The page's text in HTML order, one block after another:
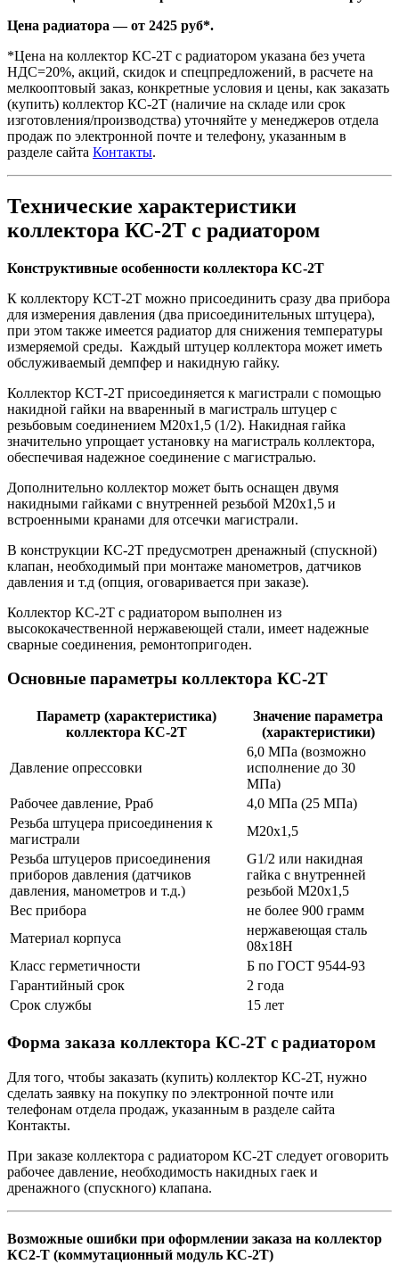
Цена радиатора — от 2425 руб*.
*Цена на коллектор КС-2Т с радиатором указана без учета
НДС=20%, акций, скидок и спецпредложений, в расчете на
мелкооптовый заказ, конкретные условия и цены, как заказать
(купить) коллектор КС-2Т (наличие на складе или срок
изготовления/производства) уточняйте у менеджеров отдела
продаж по электронной почте и телефону, указанным в
разделе сайта Контакты.
Технические характеристики
коллектора КС-2Т с радиатором
Конструктивные особенности коллектора КС-2Т
К коллектору КСТ-2Т можно присоединить сразу два прибора
для измерения давления (два присоединительных штуцера),
при этом также имеется радиатор для снижения температуры
измеряемой среды. Каждый штуцер коллектора может иметь
обслуживаемый демпфер и накидную гайку.
Коллектор КСТ-2Т присоединяется к магистрали с помощью
накидной гайки на вваренный в магистраль штуцер с
резьбовым соединением М20х1,5 (1/2). Накидная гайка
значительно упрощает установку на магистраль коллектора,
обеспечивая надежное соединение с магистралью.
Дополнительно коллектор может быть оснащен двумя
накидными гайками с внутренней резьбой М20х1,5 и
встроенными кранами для отсечки магистрали.
В конструкции КС-2Т предусмотрен дренажный (спускной)
клапан, необходимый при монтаже манометров, датчиков
давления и т.д (опция, оговаривается при заказе).
Коллектор КС-2Т с радиатором выполнен из
высококачественной нержавеющей стали, имеет надежные
сварные соединения, ремонтопригоден.
Основные параметры коллектора КС-2Т
Параметр (характеристика)
коллектора КС-2Т
Значение параметра
(характеристики)
Давление опрессовки
6,0 МПа (возможно
исполнение до 30
МПа)
Рабочее давление, Рраб
4,0 МПа (25 МПа)
Резьба штуцера присоединения к
магистрали
М20х1,5
Резьба штуцеров присоединения
приборов давления (датчиков
давления, манометров и т.д.)
G1/2 или накидная
гайка с внутренней
резьбой М20х1,5
Вес прибора
не более 900 грамм
Материал корпуса
нержавеющая сталь
08х18Н
Класс герметичности
Б по ГОСТ 9544-93
Гарантийный срок
2 года
Срок службы
15 лет
Форма заказа коллектора КС-2Т с радиатором
Для того, чтобы заказать (купить) коллектор КС-2Т, нужно
сделать заявку на покупку по электронной почте или
телефонам отдела продаж, указанным в разделе сайта
Контакты.
При заказе коллектора с радиатором КС-2Т следует оговорить
рабочее давление, необходимость накидных гаек и
дренажного (спускного) клапана.
Возможные ошибки при оформлении заказа на коллектор
КС2-Т (коммутационный модуль KC-2T)